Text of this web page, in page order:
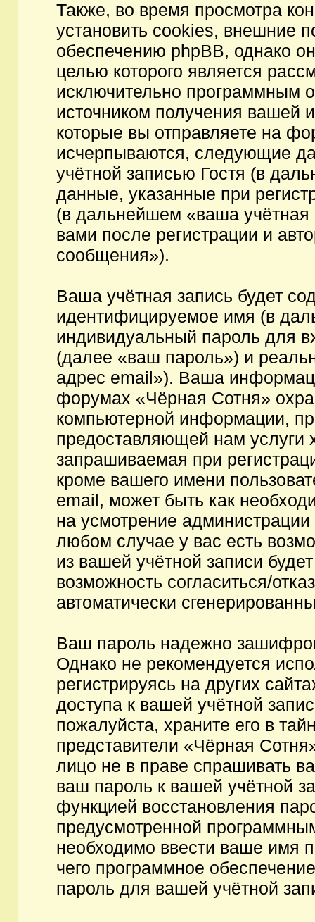
Также, во время просмотра
установить cookies, внешние
обеспечению phpBB, однако
целью которого является
исключительно программным
источником получения
которые вы отправляете на
исчерпываются, следующие
учётной записью Гостя (в
данные, указанные при
(в дальнейшем «ваша
вами после регистрации и
сообщения»).
Ваша учётная запись будет
идентифицируемое имя (в
индивидуальный пароль для
(далее «ваш пароль») и
адрес email»). Ваша
форумах «Чёрная Сотня»
компьютерной информации,
предоставляющей нам услуги
запрашиваемая при
кроме вашего имени
email, может быть как
на усмотрение
любом случае у вас есть
из вашей учётной записи
возможность согласиться/
автоматически
Ваш пароль надежно
Однако не рекомендуется
регистрируясь на других
доступа к вашей учётной
пожалуйста, храните его в
представители «Чёрная
лицо не в праве спрашивать
ваш пароль к вашей учётной
функцией восстановления
предусмотренной
необходимо ввести ваше имя
чего программное
пароль для вашей учётной